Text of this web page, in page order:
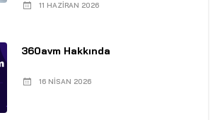
11 HAZIRAN 2026
360avm Hakkında
16 NISAN 2026